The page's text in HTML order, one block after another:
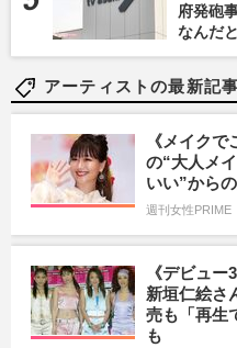
府発砲
なんだ
アーティストの最新記事
《メイク
の“大人メ
いい”から
週刊女性PRIME
《デビュ
新垣仁絵さ
売も「再生
も